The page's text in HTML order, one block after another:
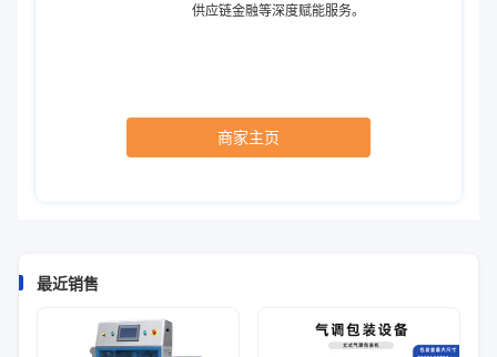
供应链金融等深度赋能服务。
商家主页
最近销售